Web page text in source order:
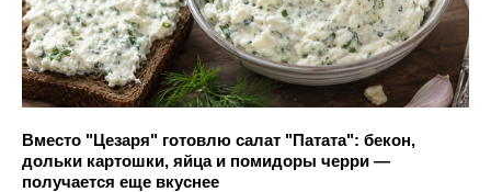
Вместо "Цезаря" готовлю салат "Патата": бекон,
дольки картошки, яйца и помидоры черри —
получается еще вкуснее